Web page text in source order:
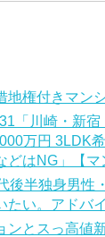
地権付きマン
「川崎・新
万円 3LDK
どはNG」【マ
後半独身男性
たい。アドバ
ンとスっ高値